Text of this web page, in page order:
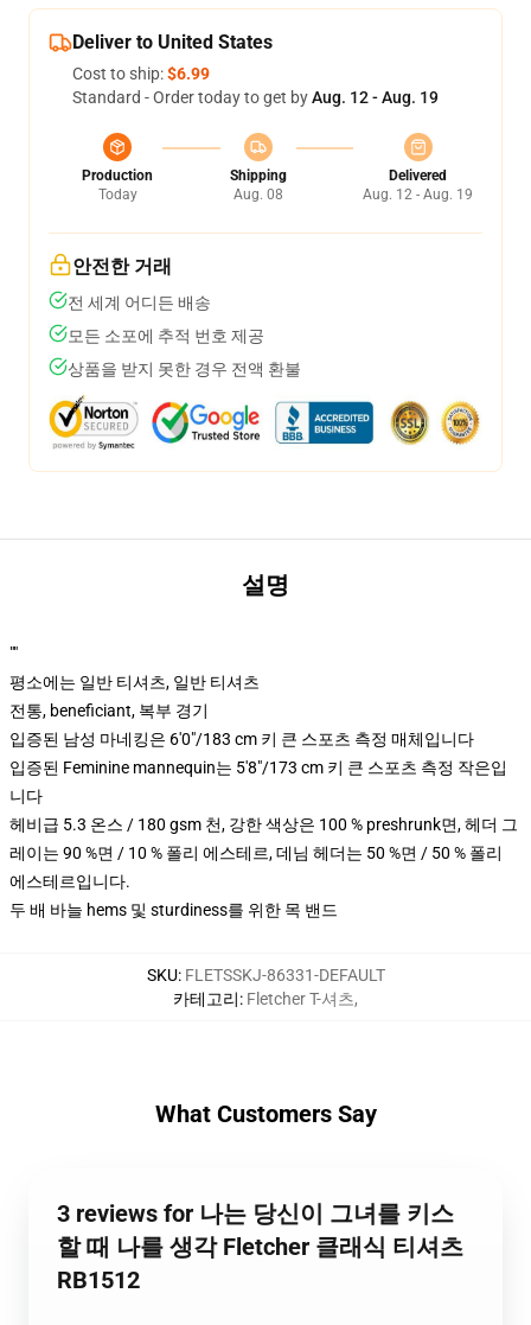
Deliver to United States
Cost to ship:$6.99
Standard - Order today to get byAug. 12 - Aug. 19
Production
Today
Shipping
Aug. 08
Delivered
Aug. 12 - Aug. 19
안전한 거래
전 세계 어디든 배송
모든 소포에 추적 번호 제공
상품을 받지 못한 경우 전액 환불
설명
""
평소에는 일반 티셔츠, 일반 티셔츠
전통, beneficiant, 복부 경기
입증된 남성 마네킹은 6'0"/183 cm 키 큰 스포츠 측정 매체입니다
입증된 Feminine mannequin는 5'8"/173 cm 키 큰 스포츠 측정 작은입
니다
헤비급 5.3 온스 / 180 gsm 천, 강한 색상은 100 % preshrunk면, 헤더 그
레이는 90 %면 / 10 % 폴리 에스테르, 데님 헤더는 50 %면 / 50 % 폴리
에스테르입니다.
두 배 바늘 hems 및 sturdiness를 위한 목 밴드
SKU: FLETSSKJ-86331-DEFAULT
카테고리: Fletcher T-셔츠,
What Customers Say
3 reviews for 나는 당신이 그녀를 키스
할 때 나를 생각 Fletcher 클래식 티셔츠
RB1512